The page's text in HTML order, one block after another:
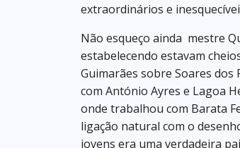
extraordinários e
Não esqueço ainda mestre
estabelecendo estavam
Guimarães sobre Soares dos
com António Ayres e Lagoa
onde trabalhou com Barata
ligação natural com o
jovens era uma verdadeira